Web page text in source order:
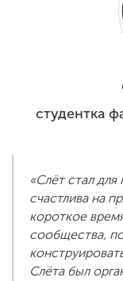
студентка
«Слёт стал
счастлива на
короткое
сообщества,
Слёта был